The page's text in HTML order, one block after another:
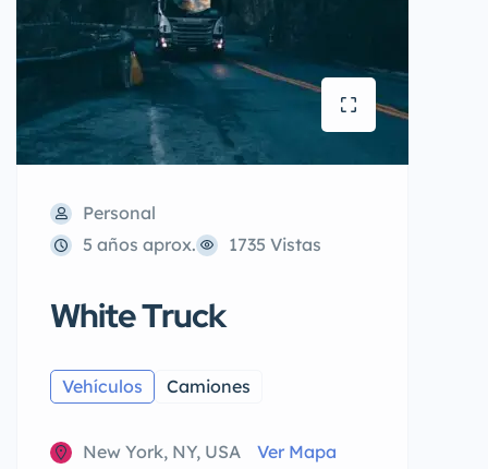
Personal
5 años aprox.
1735 Vistas
White Truck
Vehículos Camiones
New York, NY, USA Ver Mapa